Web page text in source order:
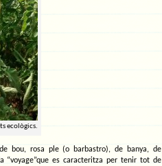
ecològics.
bou, rosa ple (o barbastro), de banya, de
es caracteritza per tenir tot de